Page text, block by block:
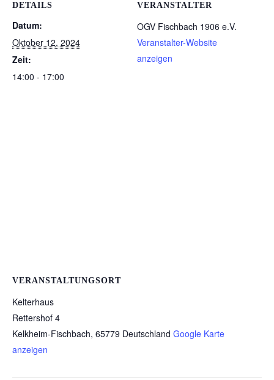
DETAILS
Datum:
Oktober 12, 2024
Zeit:
14:00 - 17:00
VERANSTALTER
OGV Fischbach 1906 e.V.
Veranstalter-Website
anzeigen
VERANSTALTUNGSORT
Kelterhaus
Rettershof 4
Kelkheim-Fischbach, 65779 Deutschland Google Karte
anzeigen